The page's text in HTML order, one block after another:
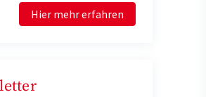
Hier mehr erfahren